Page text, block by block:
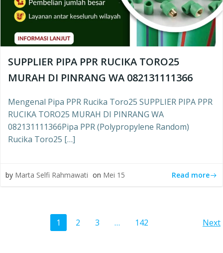
SUPPLIER PIPA PPR RUCIKA TORO25
MURAH DI PINRANG WA 082131111366
Mengenal Pipa PPR Rucika Toro25 SUPPLIER PIPA PPR
RUCIKA TORO25 MURAH DI PINRANG WA
082131111366Pipa PPR (Polypropylene Random)
Rucika Toro25 […]
by Marta Selfi Rahmawati on Mei 15 Read more
PostsPage
1 Page
2 Page
3 … Page
142 Next